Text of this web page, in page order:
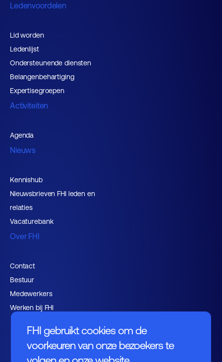
FHI gebruikt cookies om de
voorkeuren van onze bezoekers te
Ledenvoordelen
Lid worden
Ledenlijst
Ondersteunende diensten
Belangenbehartiging
Expertisegroepen
Activiteiten
Agenda
Nieuws
Kennishub
Nieuwsbrieven FHI leden en
relaties
Vacaturebank
Over FHI
Contact
Bestuur
Medewerkers
Werken bij FHI